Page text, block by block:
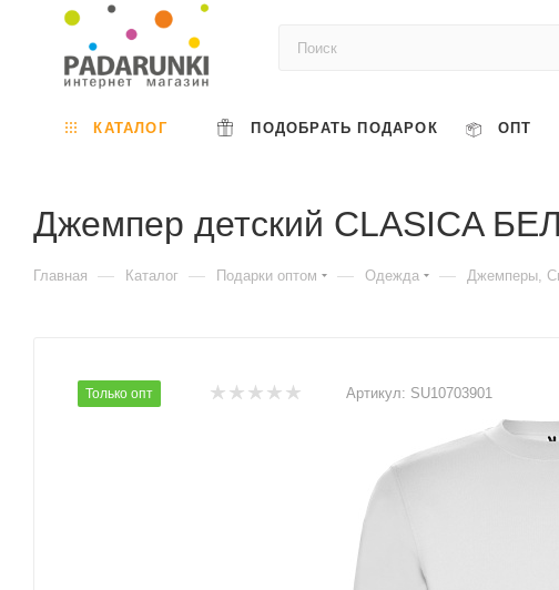
КАТАЛОГ ПОДОБРАТЬ ПОДАРОК ОПТ
Джемпер детский CLASICA
Главная — Каталог — Подарки оптом — Одежда — Джемперы,
Только опт Артикул: SU10703901